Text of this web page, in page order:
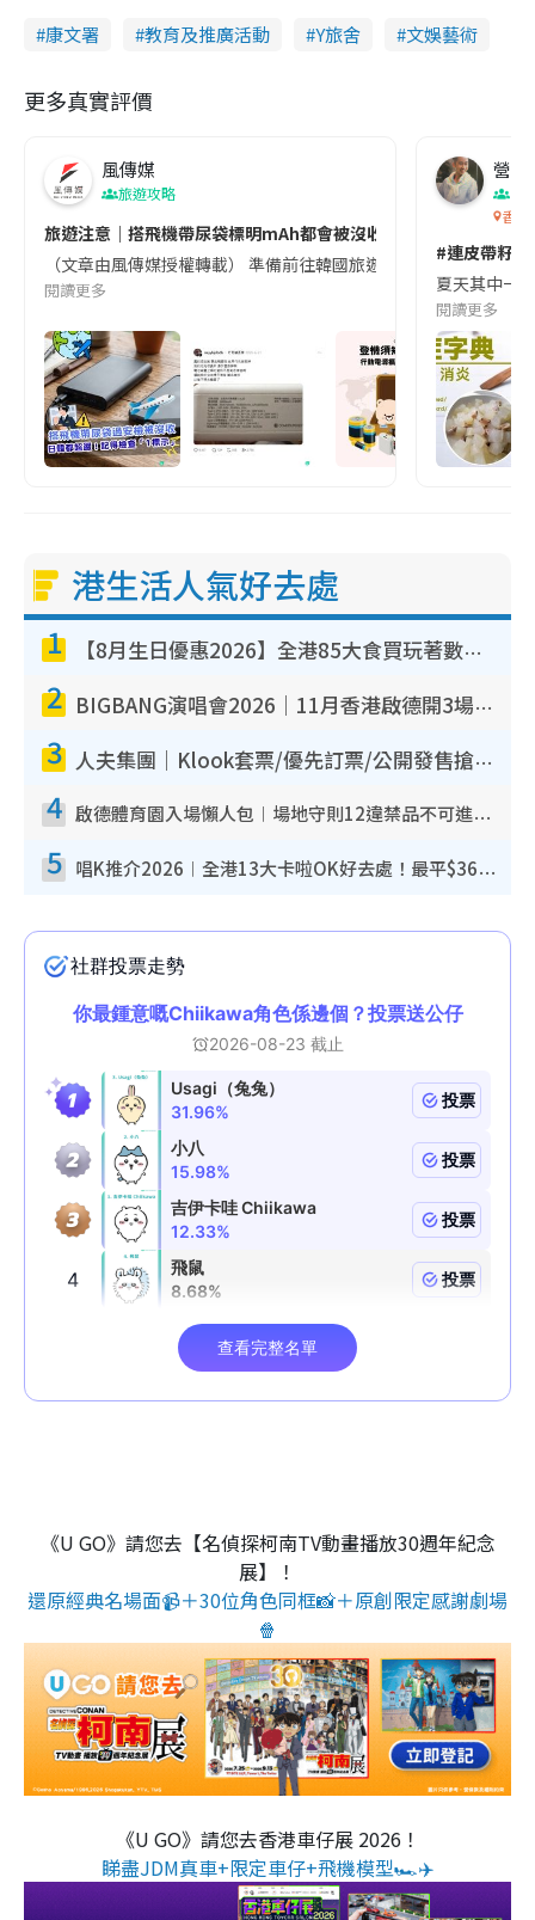
康文署 教育及推廣活動 Y旅舍 文娛藝術
更多真實評價
風傳媒
旅遊攻略
旅遊注意｜搭飛機帶尿袋標明mAh都會被沒收😱出發前切記檢查
（文章由風傳媒授權轉載） 準備前往韓國旅遊的民眾，近期要
閱讀更多
營養
香港
#連皮帶籽
夏天其中一
閱讀更多
港生活人氣好去處
1 【8月生日優惠2026】全港85大食買玩著數攻略 自助餐/火鍋放題同行免費＋誠品/DONKI送現金券
2 BIGBANG演唱會2026｜11月香港啟德開3場！實名制VIP申請、優先購票攻略
3 人夫集團｜Klook套票/優先訂票/公開發售搶飛攻略！附票價.購票連結.場地座位表
4 啟德體育園入場懶人包︱場地守則12違禁品不可進場准帶細水樽但全場禁樽蓋！應援牌有限制！
5 唱K推介2026︱全港13大卡啦OK好去處！最平$36起 日文K都有！(附地址+收費詳情)
《U GO》請您去【名偵探柯南TV動畫播放30週年紀念
展】！
還原經典名場面📹＋30位角色同框📸＋原創限定感謝劇場
🍿
《U GO》請您去香港車仔展 2026！
睇盡JDM真車+限定車仔+飛機模型🏎️✈️